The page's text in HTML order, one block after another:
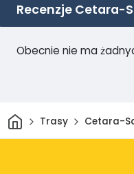
Recenzje Cetara-
Obecnie nie ma
DomTrasy Cetara-